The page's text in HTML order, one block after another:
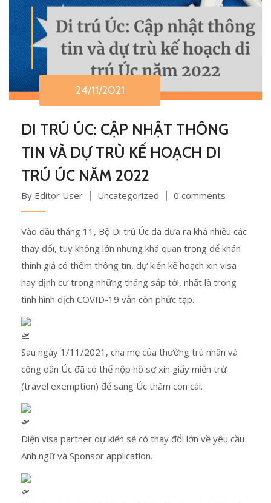
24/11/2021
DI TRÚ ÚC: CẬP NHẬT THÔNG
TIN VÀ DỰ TRÙ KẾ HOẠCH DI
TRÚ ÚC NĂM 2022
By Editor User Uncategorized 0 comments
Vào đầu tháng 11, Bộ Di trú Úc đã đưa ra khá nhiều các
thay đổi, tuy không lớn nhưng khá quan trọng để khán
thính giả có thêm thông tin, dự kiến kế hoạch xin visa
hay định cư trong những tháng sắp tới, nhất là trong
tình hình dịch COVID-19 vẫn còn phức tạp.
Sau ngày 1/11/2021, cha mẹ của thường trú nhân và
công dân Úc đã có thể nộp hồ sơ xin giấy miễn trừ
(travel exemption) để sang Úc thăm con cái.
Diện visa partner dự kiến sẽ có thay đổi lớn về yêu cầu
Anh ngữ và Sponsor application.